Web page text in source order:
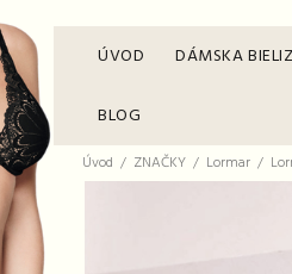
ÚVOD DÁMSKA
BLOG
Úvod ZNAČKY Lormar